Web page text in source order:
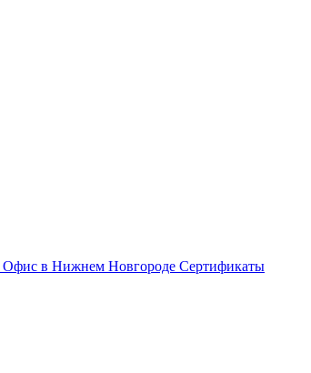
Офис в Нижнем Новгороде Сертификаты